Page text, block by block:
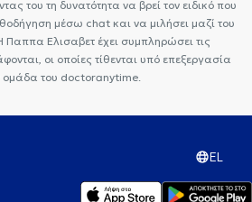
του τη δυνατότητα να βρεί τον ειδικό που
μέσω chat και να μιλήσει μαζί του
Παππα Ελισαβετ έχει συμπληρώσει τις
οι οποίες τίθενται υπό επεξεργασία
ομάδα του doctoranytime.
EL